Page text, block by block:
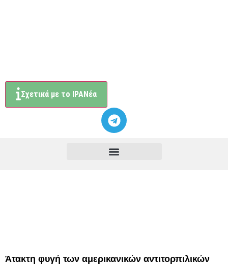
Σχετικά με το ΙΡΑΝέα
Άτακτη φυγή των αμερικανικών αντιτορπιλικών